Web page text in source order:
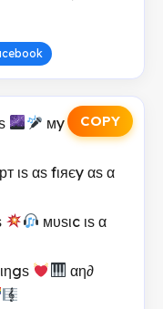
COPY
мy ηιgнтѕ
ιѕ αѕ fιяєy αѕ α
мυѕιc ιѕ α
αη∂